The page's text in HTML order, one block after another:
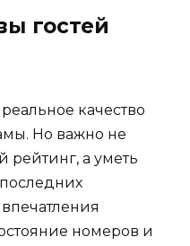
гостей
качество
Но важно не
рейтинг, а уметь
номеров и